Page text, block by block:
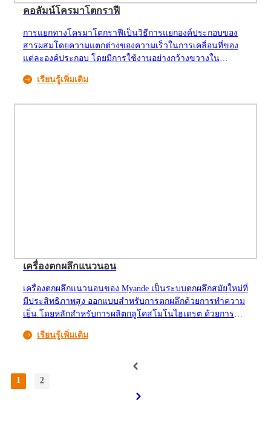
คอลัมน์โครมาโตกราฟี
การแยกทางโครมาโตกราฟีเป็นวิธีการแยกองค์ประกอบของ
สารผสมโดยความแตกต่างของความเร็วในการเคลื่อนที่ของ
แต่ละองค์ประกอบ โดยมีการใช้งานอย่างกว้างขวางใน
อุตสาหกรรมน้ำตาลแอลกอฮอล์ กรดอะมิโน กรดอินทรีย์ และ
อุตสาหกรรมอื่นๆ
เรียนรู้เพิ่มเติม
เครื่องตกผลึกแนวนอน
เครื่องตกผลึกแนวนอนของ Myande เป็นระบบตกผลึกสมัยใหม่ที่
มีประสิทธิภาพสูง ออกแบบสำหรับการตกผลึกด้วยการทำความ
เย็น โดยหลักสำหรับการผลิตกลูโคสโมโนไฮเดรต ด้วยการ
การตกผลึก MSG หรือใช้เป็นเครื่องตกผลึกเสริมในกระบวนการ
เรียนรู้เพิ่มเติม
1 2